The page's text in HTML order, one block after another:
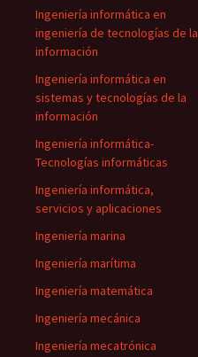
Ingeniería informática en
ingeniería de tecnologías de la
información
Ingeniería informática en
sistemas y tecnologías de la
información
Ingeniería informática-
Tecnologías informáticas
Ingeniería informática,
servicios y aplicaciones
Ingeniería marina
Ingeniería marítima
Ingeniería matemática
Ingeniería mecánica
Ingeniería mecatrónica